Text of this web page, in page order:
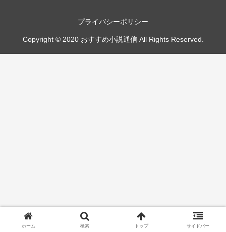
プライバシーポリシー
Copyright © 2020 おすすめ小説通信 All Rights Reserved.
ホーム 検索 トップ サイドバー